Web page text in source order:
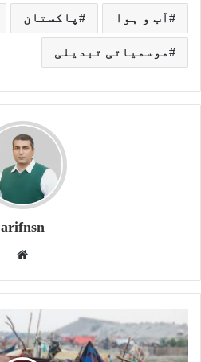
آب و ہوا پاکستان
موسمیاتی تبدیلی
arifnsn
b
i
t